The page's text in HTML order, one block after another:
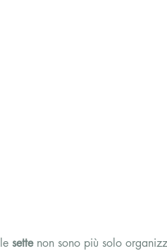
sette non sono più solo